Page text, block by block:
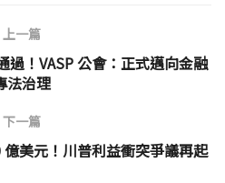
上一篇
過！VASP 公會：正式邁向金融
法治理
下一篇
美元！川普利益衝突爭議再起